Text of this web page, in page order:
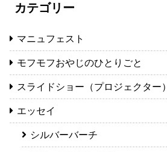
カテゴリー
マニュフェスト
モフモフおやじのひとりごと
スライドショー（プロジェクター）
エッセイ
シルバーバーチ